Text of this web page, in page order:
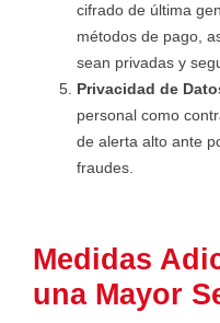
cifrado de última
métodos de pago,
sean privadas y
Privacidad de
personal como
de alerta alto ante
fraudes.
Medidas
una Mayor